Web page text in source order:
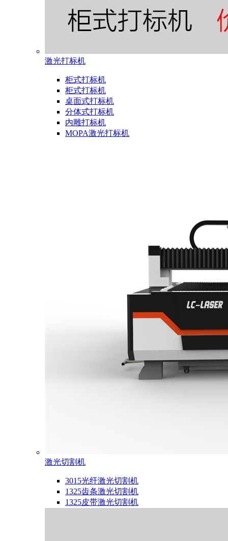
激光打标机
柜式打标机
柜式打标机
桌面式打标机
分体式打标机
内雕打标机
MOPA激光打标机
激光切割机
3015光纤激光切割机
1325齿条激光切割机
1325皮带激光切割机